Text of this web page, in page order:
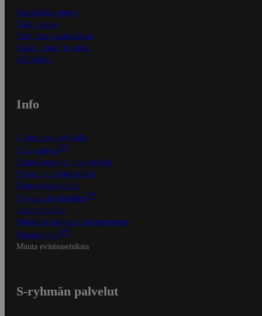
Ensitilaajan ohjeet
Näin maksat
Näin tilaat ja muokkaat
Kaikki ohjeet ja vinkit
In English
Info
S-Business yrityksille
Oiva-raportit
Osuuskauppojen yhteystiedot
Tilaus- ja toimitusehdot
Tietosuojakäytäntö
Palvelun käyttöehdot
Saavutettavuus
Mobiilisovelluksen saavutettavuus
Mainostajalle
Muuta evästeasetuksia
S-ryhmän palvelut